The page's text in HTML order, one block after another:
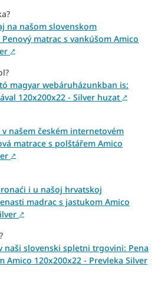
na našom slovenskom
matrac s vankúšom Amico
↗
magyar webáruházunkban is:
120x200x22 - Silver huzat ↗
našem českém internetovém
matrace s polštářem Amico
↗
i u našoj hrvatskoj
madrac s jastukom Amico
↗
naši slovenski spletni trgovini: Pena
Amico 120x200x22 - Prevleka Silver